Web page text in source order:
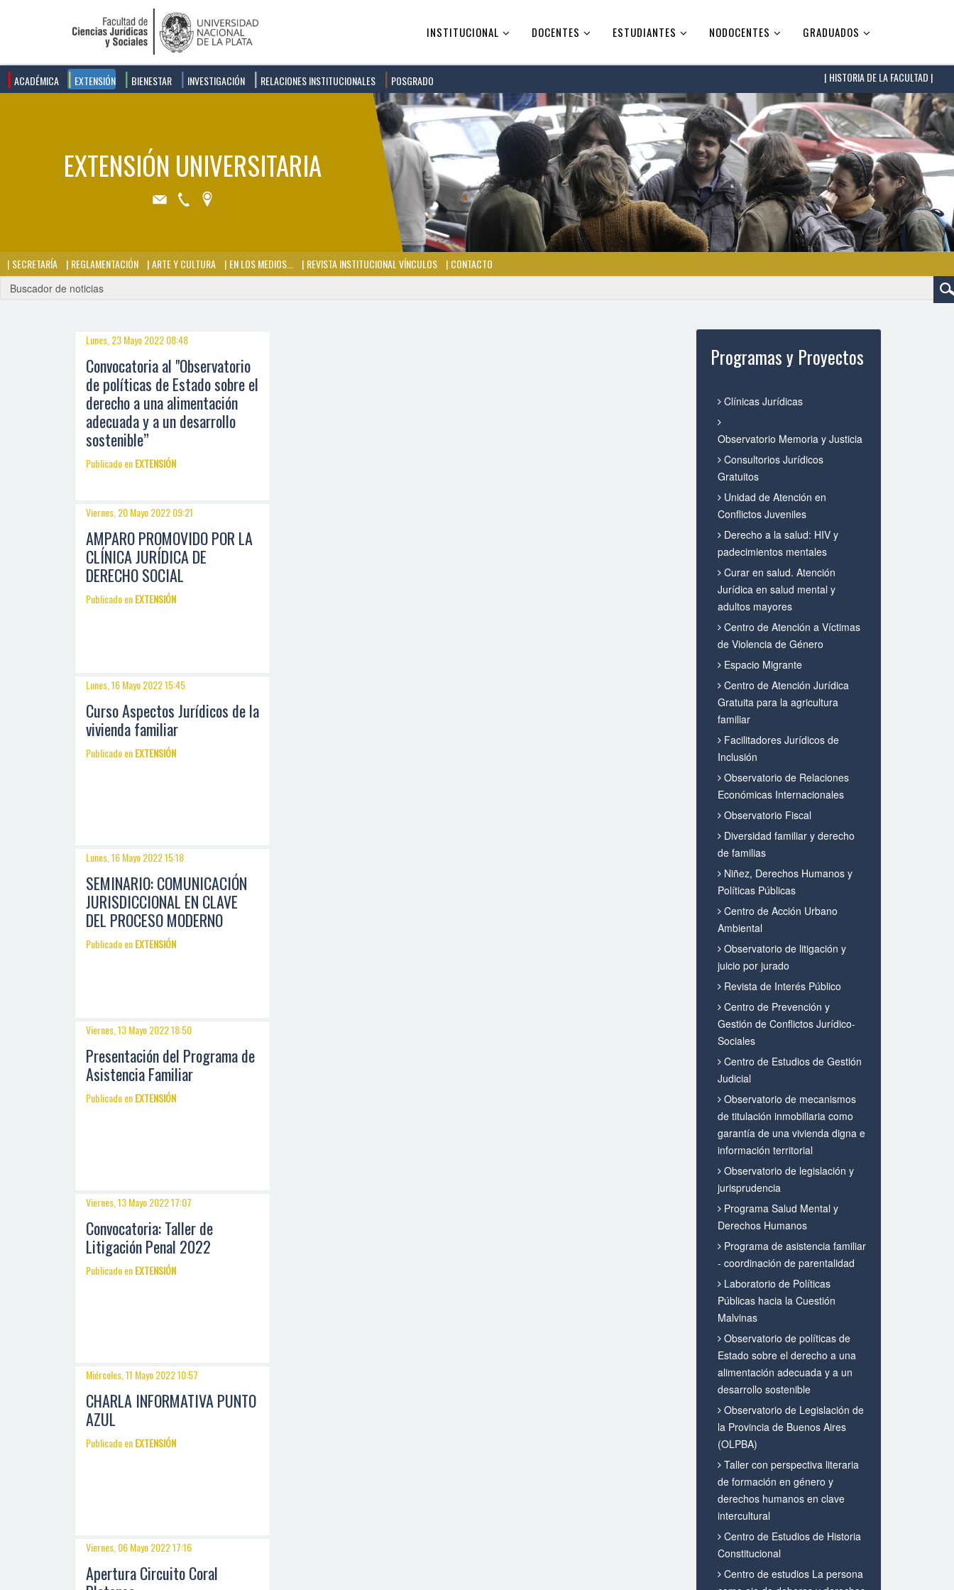
INSTITUCIONAL DOCENTES ESTUDIANTES NODOCENTES GRADUADOS
ACADÉMICA EXTENSIÓN BIENESTAR INVESTIGACIÓN RELACIONES INSTITUCIONALES POSGRADO HISTORIA DE LA FACULTAD |
SECRETARÍA REGLAMENTACIÓN ARTE Y CULTURA EN LOS MEDIOS... REVISTA INSTITUCIONAL VÍNCULOS CONTACTO
Lunes, 23 Mayo 2022 08:48
Convocatoria al "Observatorio
de políticas de Estado sobre el
derecho a una alimentación
adecuada y a un desarrollo
sostenible”
Publicado enEXTENSIÓN
Viernes, 20 Mayo 2022 09:21
AMPARO PROMOVIDO POR LA
CLÍNICA JURÍDICA DE
DERECHO SOCIAL
Publicado enEXTENSIÓN
Lunes, 16 Mayo 2022 15:45
Curso Aspectos Jurídicos de la
vivienda familiar
Publicado enEXTENSIÓN
Lunes, 16 Mayo 2022 15:18
SEMINARIO: COMUNICACIÓN
JURISDICCIONAL EN CLAVE
DEL PROCESO MODERNO
Publicado enEXTENSIÓN
Viernes, 13 Mayo 2022 18:50
Presentación del Programa de
Asistencia Familiar
Publicado enEXTENSIÓN
Viernes, 13 Mayo 2022 17:07
Convocatoria: Taller de
Litigación Penal 2022
Publicado enEXTENSIÓN
Miércoles, 11 Mayo 2022 10:57
CHARLA INFORMATIVA PUNTO
AZUL
Publicado enEXTENSIÓN
Viernes, 06 Mayo 2022 17:16
Apertura Circuito Coral
Programas y Proyectos
Clínicas Jurídicas
Observatorio Memoria y Justicia
Consultorios Jurídicos
Gratuitos
Unidad de Atención en
Conflictos Juveniles
Derecho a la salud: HIV y
padecimientos mentales
Curar en salud. Atención
Jurídica en salud mental y
adultos mayores
Centro de Atención a Víctimas
de Violencia de Género
Espacio Migrante
Centro de Atención Jurídica
Gratuita para la agricultura
familiar
Facilitadores Jurídicos de
Inclusión
Observatorio de Relaciones
Económicas Internacionales
Observatorio Fiscal
Diversidad familiar y derecho
de familias
Niñez, Derechos Humanos y
Políticas Públicas
Centro de Acción Urbano
Ambiental
Observatorio de litigación y
juicio por jurado
Revista de Interés Público
Centro de Prevención y
Gestión de Conflictos Jurídico-
Sociales
Centro de Estudios de Gestión
Judicial
Observatorio de mecanismos
de titulación inmobiliaria como
garantía de una vivienda digna e
información territorial
Observatorio de legislación y
jurisprudencia
Programa Salud Mental y
Derechos Humanos
Programa de asistencia familiar
- coordinación de parentalidad
Laboratorio de Políticas
Públicas hacia la Cuestión
Malvinas
Observatorio de políticas de
Estado sobre el derecho a una
alimentación adecuada y a un
desarrollo sostenible
Observatorio de Legislación de
la Provincia de Buenos Aires
(OLPBA)
Taller con perspectiva literaria
de formación en género y
derechos humanos en clave
intercultural
Centro de Estudios de Historia
Constitucional
Centro de estudios La persona